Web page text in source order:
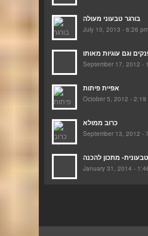
בורגר טבעוני מעולה
July 10, 2013 - 6:26 pm
September 17, 2012 -
אפיית פיתות
October 5, 2012 - 2:19
כרוב ממולא
September 13, 2012 -
January 31, 2014 -